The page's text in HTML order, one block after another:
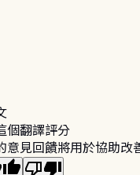
個翻譯評分
意見回饋將用於協助